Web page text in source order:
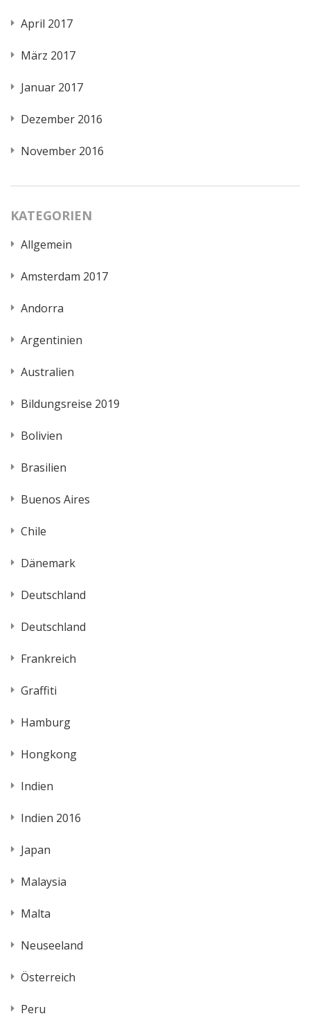
April 2017
März 2017
Januar 2017
Dezember 2016
November 2016
KATEGORIEN
Allgemein
Amsterdam 2017
Andorra
Argentinien
Australien
Bildungsreise 2019
Bolivien
Brasilien
Buenos Aires
Chile
Dänemark
Deutschland
Deutschland
Frankreich
Graffiti
Hamburg
Hongkong
Indien
Indien 2016
Japan
Malaysia
Malta
Neuseeland
Österreich
Peru